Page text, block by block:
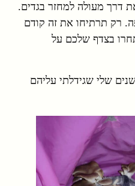
דרך מעולה למחזר בגדים.
רק תרתיחו את זה קודם
בצדף שלכם על
שלי שגידלתי עליהם